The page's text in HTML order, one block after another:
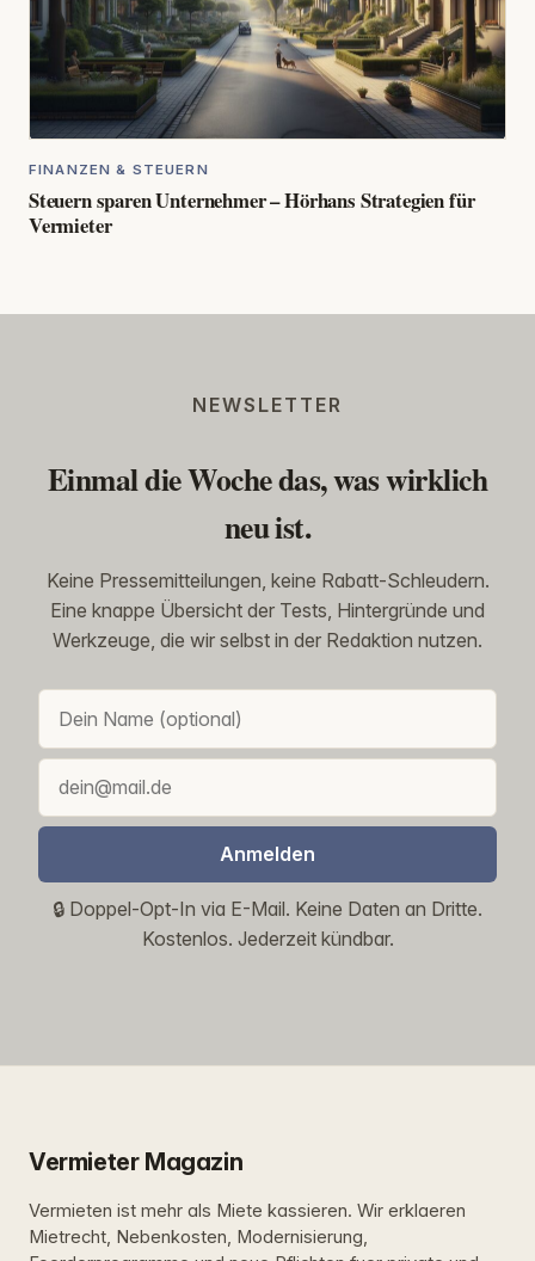
FINANZEN & STEUERN
Steuern sparen Unternehmer – Hörhans Strategien für
Vermieter
NEWSLETTER
Einmal die Woche das, was wirklich
neu ist.
Keine Pressemitteilungen, keine Rabatt-Schleudern.
Eine knappe Übersicht der Tests, Hintergründe und
Werkzeuge, die wir selbst in der Redaktion nutzen.
Anmelden
🔒 Doppel-Opt-In via E-Mail. Keine Daten an Dritte.
Kostenlos. Jederzeit kündbar.
Vermieter Magazin
Vermieten ist mehr als Miete kassieren. Wir erklaeren
Mietrecht, Nebenkosten, Modernisierung,